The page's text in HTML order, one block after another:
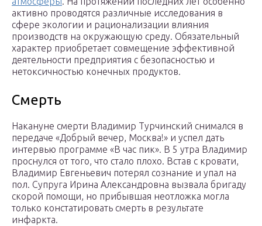
активно проводятся различные исследования в
сфере экологии и рационализации влияния
производств на окружающую среду. Обязательный
характер приобретает совмещение эффективной
деятельности предприятия с безопасностью и
нетоксичностью конечных продуктов.
Смерть
Накануне смерти Владимир Турчинский снимался в
передаче «Добрый вечер, Москва!» и успел дать
интервью программе «В час пик». В 5 утра Владимир
проснулся от того, что стало плохо. Встав с кровати,
Владимир Евгеньевич потерял сознание и упал на
пол. Супруга Ирина Александровна вызвала бригаду
скорой помощи, но прибывшая неотложка могла
только констатировать смерть в результате
инфаркта.